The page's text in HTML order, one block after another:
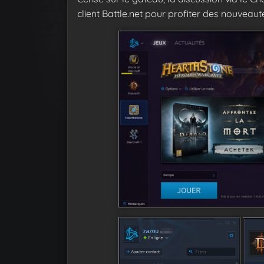
client Battle.net pour profiter des